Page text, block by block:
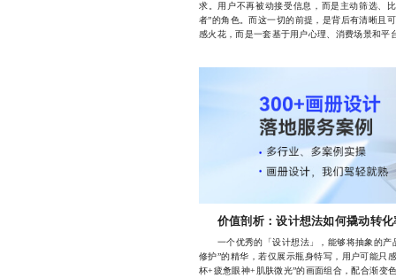
求。用户不再被动接受信息，而是主动筛选、
者”的角色。而这一切的前提，是背后有清晰且
感火花，而是一套基于用户心理、消费场景和平
价值剖析：设计想法如何撬动转化
一个优秀的「设计想法」，能够将抽象的产
修护”的精华，若仅展示瓶身特写，用户可能只
杯+疲惫眼神+肌肤微光”的画面组合，配合渐变